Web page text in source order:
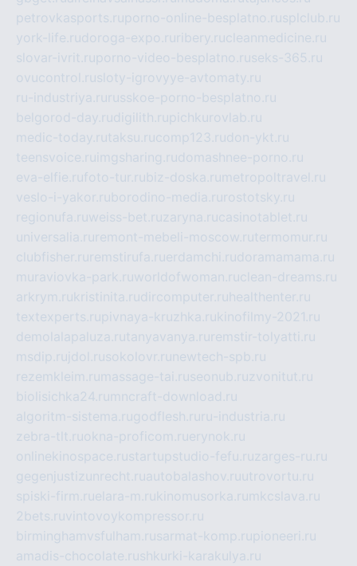
petrovkasports.ruporno-online-besplatno.rusplclub.ru
york-life.rudoroga-expo.ru ribery.rucleanmedicine.ru
slovar-ivrit.ruporno-video-besplatno.ruseks-365.ru
ovucontrol.rusloty-igrovyye-avtomaty.ru
ru-industriya.ru russkoe-porno-besplatno.ru
belgorod-day.rudigilith.rupichkurovlab.ru
medic-today.rutaksu.rucomp123.rudon-ykt.ru
teensvoice.ru imgsharing.rudomashnee-porno.ru
eva-elfie.rufoto-tur.rubiz-doska.ru metropoltravel.ru
veslo-i-yakor.ruborodino-media.ru rostotsky.ru
regionufa.ruweiss-bet.ruzaryna.rucasinotablet.ru
universalia.ru remont-mebeli-moscow.rutermomur.ru
clubfisher.ru remstirufa.ruerdamchi.rudoramamama.ru
muraviovka-park.ruworldofwoman.ruclean-dreams.ru
arkrym.rukristinita.rudircomputer.ru healthenter.ru
textexperts.rupivnaya-kruzhka.rukinofilmy-2021.ru
demolalapaluza.rutanyavanya.ru remstir-tolyatti.ru
msdip.ru jdol.rusokolovr.ru newtech-spb.ru
rezemkleim.ru massage-tai.ruseonub.ruzvonitut.ru
biolisichka24.ru mncraft-download.ru
algoritm-sistema.rugodflesh.ru ru-industria.ru
zebra-tlt.ruokna-proficom.ruerynok.ru
onlinekinospace.rustartupstudio-fefu.ruzarges-ru.ru
gegenjustizunrecht.ruautobalashov.ruutrovortu.ru
spiski-firm.ruelara-m.rukinomusorka.ru mkcslava.ru
2bets.ruvintovoykompressor.ru
birminghamvsfulham.rusarmat-komp.rupioneeri.ru
amadis-chocolate.rushkurki-karakulya.ru